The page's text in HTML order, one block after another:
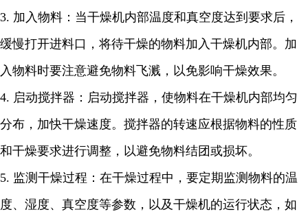
3. 加入物料：当干燥机内部温度和真空度达到要求后，
缓慢打开进料口，将待干燥的物料加入干燥机内部。加
入物料时要注意避免物料飞溅，以免影响干燥效果。
4. 启动搅拌器：启动搅拌器，使物料在干燥机内部均匀
分布，加快干燥速度。搅拌器的转速应根据物料的性质
和干燥要求进行调整，以避免物料结团或损坏。
5. 监测干燥过程：在干燥过程中，要定期监测物料的温
度、湿度、真空度等参数，以及干燥机的运行状态，如